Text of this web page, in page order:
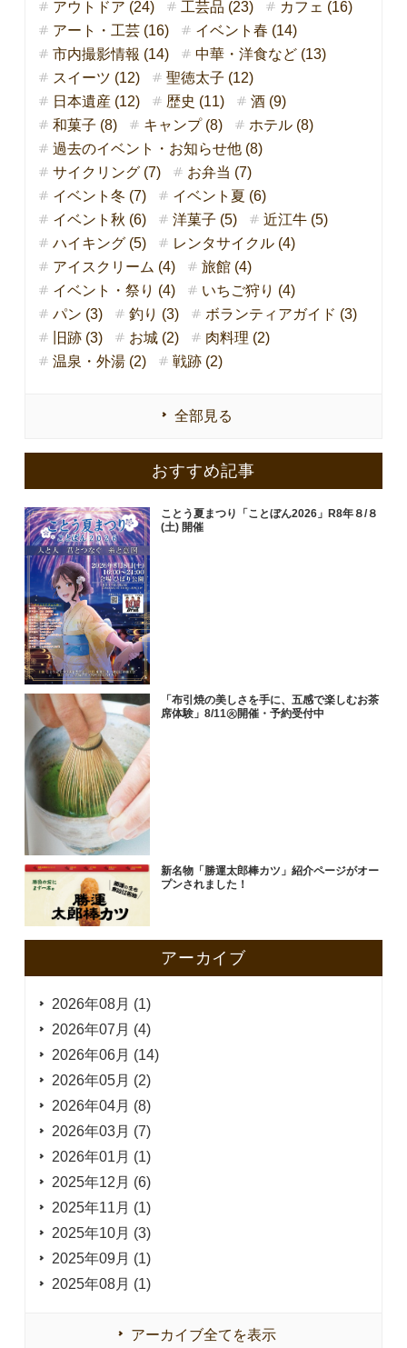
アウトドア (24) 工芸品 (23)
カフェ (16)
アート・工芸 (16)
イベント春 (14)
市内撮影情報 (14)
中華・洋食など (13)
スイーツ (12)
聖徳太子 (12)
日本遺産 (12)
歴史 (11)
酒 (9)
和菓子 (8)
キャンプ (8)
ホテル (8)
過去のイベント・お知らせ他 (8)
サイクリング (7)
お弁当 (7)
イベント冬 (7)
イベント夏 (6)
イベント秋 (6)
洋菓子 (5)
近江牛 (5)
ハイキング (5)
レンタサイクル (4)
アイスクリーム (4)
旅館 (4)
イベント・祭り (4)
いちご狩り (4)
パン (3)
釣り (3)
ボランティアガイド (3)
旧跡 (3)
お城 (2)
肉料理 (2)
温泉・外湯 (2)
戦跡 (2)
全部見る
おすすめ記事
ことう夏まつり「ことぼん2026」R8年８/８
(土) 開催
「布引焼の美しさを手に、五感で楽しむお茶
席体験」8/11㊋開催・予約受付中
新名物「勝運太郎棒カツ」紹介ページがオー
プンされました！
アーカイブ
2026年08月 (1)
2026年07月 (4)
2026年06月 (14)
2026年05月 (2)
2026年04月 (8)
2026年03月 (7)
2026年01月 (1)
2025年12月 (6)
2025年11月 (1)
2025年10月 (3)
2025年09月 (1)
2025年08月 (1)
アーカイブ全てを表示